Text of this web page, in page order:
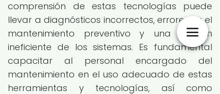
comprensión de estas tecnologías puede
llevar a diagnósticos incorrectos, errores en el
mantenimiento preventivo y una gestión
ineficiente de los sistemas. Es fundamental
capacitar al personal encargado del
mantenimiento en el uso adecuado de estas
herramientas y tecnologías, así como